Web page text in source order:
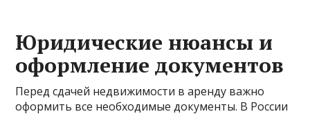
Юридические нюансы и
оформление документов
Перед сдачей недвижимости в аренду важно
оформить все необходимые документы. В России